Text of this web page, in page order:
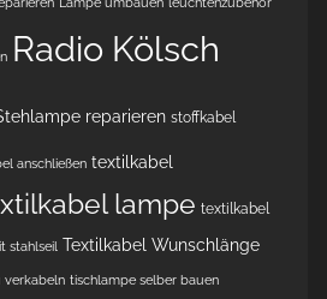
Radio Kölsch
reparieren stoffkabel
anschließen textilkabel
lampe textilkabel
stahlseil Textilkabel Wunschlänge
verkabeln tischlampe selber bauen